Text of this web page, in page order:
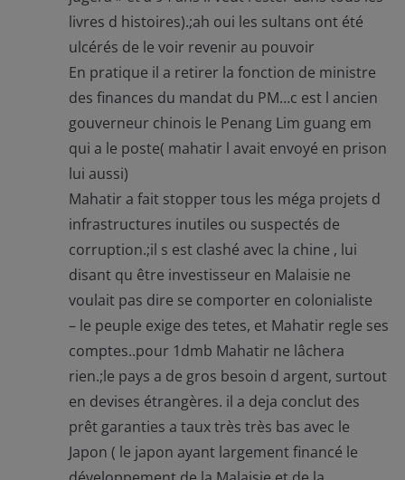
livres d histoires).;ah oui les sultans ont été
ulcérés de le voir revenir au pouvoir
En pratique il a retirer la fonction de ministre
des finances du mandat du PM…c est l ancien
gouverneur chinois le Penang Lim guang em
qui a le poste( mahatir l avait envoyé en prison
lui aussi)
Mahatir a fait stopper tous les méga projets d
infrastructures inutiles ou suspectés de
corruption.;il s est clashé avec la chine , lui
disant qu être investisseur en Malaisie ne
voulait pas dire se comporter en colonialiste
– le peuple exige des tetes, et Mahatir regle ses
comptes..pour 1dmb Mahatir ne lâchera
rien.;le pays a de gros besoin d argent, surtout
en devises étrangères. il a deja conclut des
prêt garanties a taux très très bas avec le
Japon ( le japon ayant largement financé le